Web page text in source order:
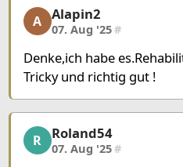
Alapin2, 7/23, 07. Aug
A Alapin2
07. Aug '25#
Denke,ich habe
Tricky und richtig gut !
Roland54, 8/23, 07.
R Roland54
07. Aug '25#